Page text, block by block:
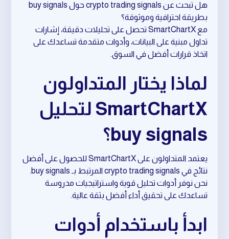
هل تبحث عن crypto trading signals حول buy signals
بطريقة احترافية وموثوقة؟
مع SmartChartX تحصل على تحليلات دقيقة، إشارات
تداول مبنية على البيانات، وأدوات متقدمة تساعدك على
اتخاذ قرارات أفضل في السوق.
لماذا يختار المتداولون
SmartChartX لتحليل
buy signals؟
يعتمد المتداولون على SmartChartX للحصول على أفضل
نتائج في crypto trading signals المرتبط بـ buy signals.
نحن نوفر أدوات تحليل قوية واستراتيجيات مدروسة
تساعدك على تحقيق أداء أفضل بثقة عالية.
ابدأ باستخدام أدوات